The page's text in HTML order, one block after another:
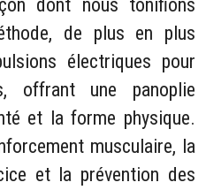
dont nous tonifions
de plus en plus
électriques pour
offrant une panoplie
et la forme physique.
musculaire, la
et la prévention des